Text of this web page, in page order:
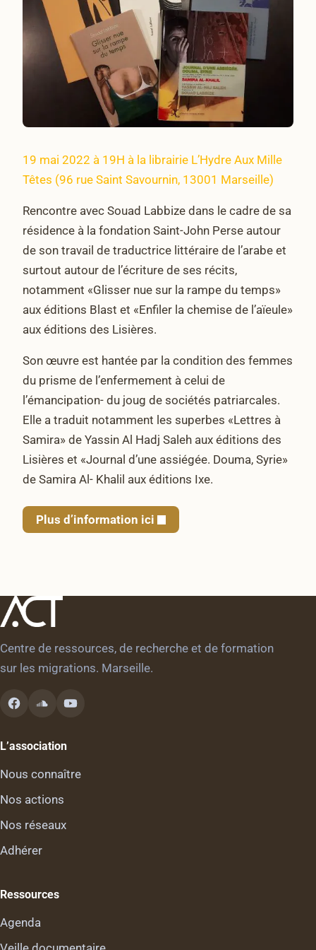
19 mai 2022 à 19H à la librairie L’Hydre Aux Mille
Têtes (96 rue Saint Savournin, 13001 Marseille)
Rencontre avec Souad Labbize dans le cadre de sa
résidence à la fondation Saint-John Perse autour
de son travail de traductrice littéraire de l’arabe et
surtout autour de l’écriture de ses récits,
notamment «Glisser nue sur la rampe du temps»
aux éditions Blast et «Enfiler la chemise de l’aïeule»
aux éditions des Lisières.
Son œuvre est hantée par la condition des femmes
du prisme de l’enfermement à celui de
l’émancipation- du joug de sociétés patriarcales.
Elle a traduit notamment les superbes «Lettres à
Samira» de Yassin Al Hadj Saleh aux éditions des
Lisières et «Journal d’une assiégée. Douma, Syrie»
de Samira Al- Khalil aux éditions Ixe.
Plus d’information ici
Centre de ressources, de recherche et de formation
sur les migrations. Marseille.
L’association
Nous connaître
Nos actions
Nos réseaux
Adhérer
Ressources
Agenda